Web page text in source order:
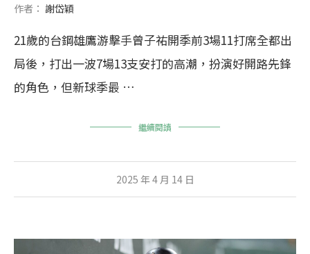
作者： 謝岱穎
21歲的台鋼雄鷹游擊手曾子祐開季前3場11打席全都出
局後，打出一波7場13支安打的高潮，扮演好開路先鋒
的角色，但新球季最 …
繼續閱讀
2025 年 4 月 14 日